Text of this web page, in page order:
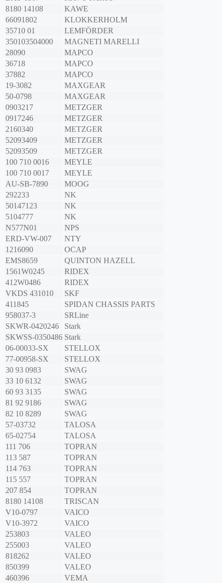
8180 14108
KAWE
66091802
KLOKKERHOLM
35710 01
LEMFÖRDER
350103504000
MAGNETI MARELLI
28090
MAPCO
36718
MAPCO
37882
MAPCO
19-3082
MAXGEAR
50-0798
MAXGEAR
0903217
METZGER
0917246
METZGER
2160340
METZGER
52093409
METZGER
52093509
METZGER
100 710 0016
MEYLE
100 710 0017
MEYLE
AU-SB-7890
MOOG
292233
NK
50147123
NK
5104777
NK
N577N01
NPS
ERD-VW-007
NTY
1216090
OCAP
EMS8659
QUINTON HAZELL
1561W0245
RIDEX
412W0486
RIDEX
VKDS 431010
SKF
411845
SPIDAN CHASSIS PARTS
958037-3
SRLine
SKWR-0420246
Stark
SKWSS-0350486 Stark
06-00033-SX
STELLOX
77-00958-SX
STELLOX
30 93 0983
SWAG
33 10 6132
SWAG
60 93 3135
SWAG
81 92 9186
SWAG
82 10 8289
SWAG
57-03732
TALOSA
65-02754
TALOSA
111 706
TOPRAN
113 587
TOPRAN
114 763
TOPRAN
115 557
TOPRAN
207 854
TOPRAN
8180 14108
TRISCAN
V10-0797
VAICO
V10-3972
VAICO
253803
VALEO
255003
VALEO
818262
VALEO
850399
VALEO
460396
VEMA